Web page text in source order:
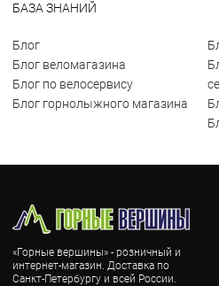
БАЗА ЗНАНИЙ
Блог
Блог веломагазина
Блог по велосервису
Блог горнолыжного магазина
«Горные вершины» - розничный и
интернет-магазин. Доставка по
Санкт-Петербургу и всей России.